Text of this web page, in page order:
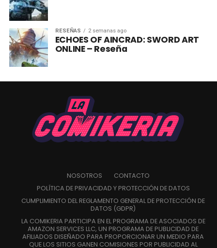
RESEÑAS 2 semanas ago
ECHOES OF AINCRAD: SWORD ART
ONLINE – Reseña
NOSOTROS
CONTACTO
POLÍTICA DE PRIVACIDAD Y PROTECCIÓN DE DATOS
CUMPLIMIENTO DEL REGLAMENTO GENERAL DE PROTECCIÓN DE
DATOS (GDPR)
LA COMIKERIA PARTICIPA EN EL PROGRAMA DE ASOCIADOS DE
AMAZON SERVICES LLC, UN PROGRAMA DE PUBLICIDAD DE
AFILIADOS DISEÑADO PARA PROPORCIONAR UN MEDIO PARA
QUE LOS SITIOS GANEN COMISIONES POR PUBLICIDAD AL